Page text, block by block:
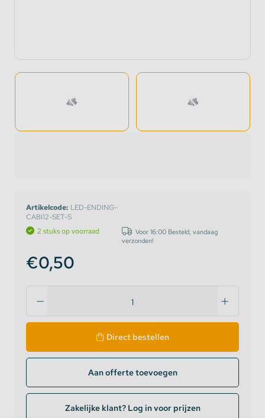
Artikelcode: LED-ENDING-
CABI12-SET-S
2 stuks op voorraad
Voor 16:00 Besteld, vandaag
verzonden!
€0,50
Direct bestellen
Aan offerte toevoegen
Zakelijke klant? Log in voor prijzen